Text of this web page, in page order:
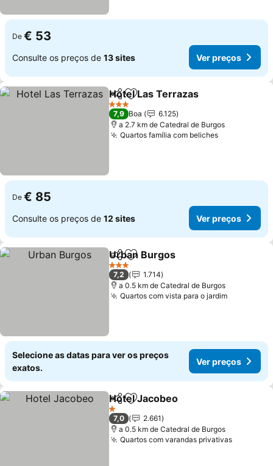
De € 53
Consulte os preços de 13 sites Ver preços
PartilharAdicionar aos favoritos
Hotel Las Terrazas
3 Estrelas
7,9 Boa
6.125
a 2.7 km de Catedral de Burgos
Quartos família com belichesVer preços
De € 85
Consulte os preços de 12 sites Ver preços
PartilharAdicionar aos favoritos
Urban Burgos
3 Estrelas
7,2
1.714
a 0.5 km de Catedral de Burgos
Quartos com vista para o jardimVer
Selecione as datas para ver os preços
exatos.
Ver preços
PartilharAdicionar aos favoritos
Hotel Jacobeo
1 Estrelas
7,0
2.661
a 0.5 km de Catedral de Burgos
Quartos com varandas privativasVer